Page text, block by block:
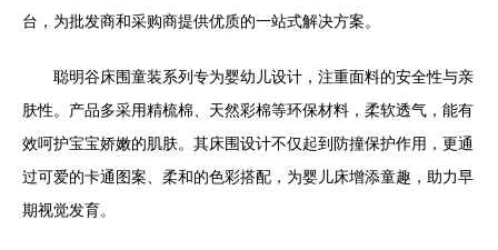
台，为批发商和采购商提供优质的一站式解决方案。
聪明谷床围童装系列专为婴幼儿设计，注重面料的安全性与亲
肤性。产品多采用精梳棉、天然彩棉等环保材料，柔软透气，能有
效呵护宝宝娇嫩的肌肤。其床围设计不仅起到防撞保护作用，更通
过可爱的卡通图案、柔和的色彩搭配，为婴儿床增添童趣，助力早
期视觉发育。